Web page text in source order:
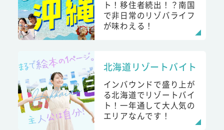
ト！移住者続出！？南国
で非日常のリゾバライフ
が味わえる！
北海道リゾートバイト
インバウンドで盛り上が
る北海道でリゾートバイ
ト！一年通して大人気の
エリアなんです！